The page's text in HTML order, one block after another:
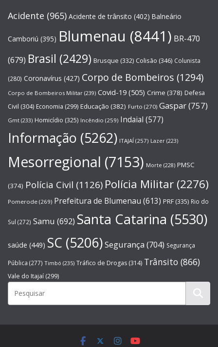
Acidente (965) Acidente de trânsito (402) Balneário
Camboriú (395) Blumenau (8441) BR-470
(679) Brasil (2429) Brusque (332) Colisão (346) Colunista
(280) Coronavírus (427) Corpo de Bombeiros (1294)
Corpo de Bombeiros Militar (239) Covid-19 (505) Crime (378) Defesa
Civil (304) Economia (299) Educação (382) Furto (270) Gaspar(757)
Gmt (233) Homicídio (325) Incêndio (259) Indaial (577)
Informação (5262) ITAJAÍ (257) Lazer (223)
Mesorregional (7153) Morte (228) PMSC
(374) Polícia Civil (1126) Polícia Militar (2276)
Pomerode (269) Prefeitura de Blumenau (613) PRF (335) Rio do
Sul (272) Samu (692) Santa Catarina (5530)
saúde (449) SC (5206)Segurança (704) Segurança
Pública (277) Timbó (235) Tráfico de Drogas (314) Trânsito (866)
Vale do Itajaí (299)